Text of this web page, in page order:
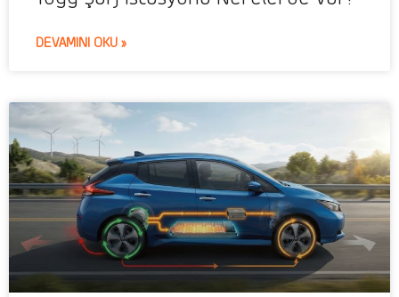
DEVAMINI OKU »